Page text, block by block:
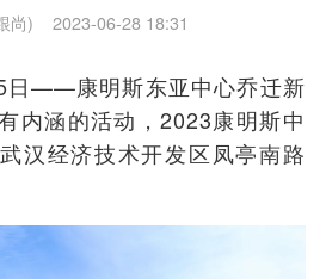
尚) 2023-06-28 18:31
日——康明斯东亚中心乔迁新
内涵的活动，2023康明斯中
汉经济技术开发区凤亭南路